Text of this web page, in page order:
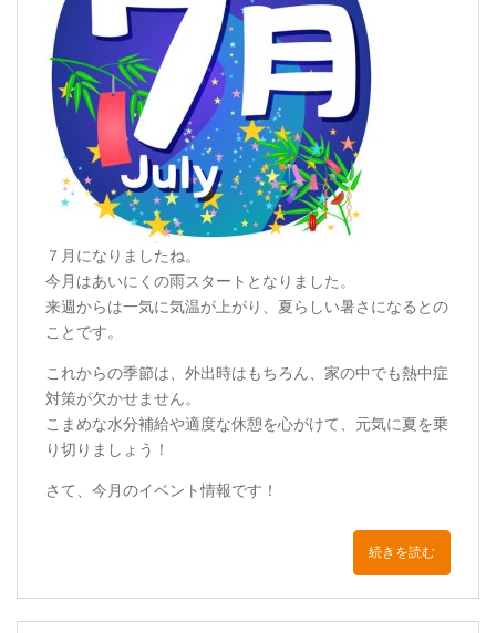
７月になりましたね。
今月はあいにくの雨スタートとなりました。
来週からは一気に気温が上がり、夏らしい暑さになるとの
ことです。
これからの季節は、外出時はもちろん、家の中でも熱中症
対策が欠かせません。
こまめな水分補給や適度な休憩を心がけて、元気に夏を乗
り切りましょう！
さて、今月のイベント情報です！
続きを読む